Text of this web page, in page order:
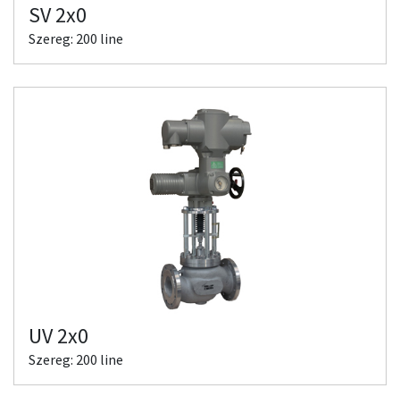
SV 2x0
Szereg: 200 line
UV 2x0
Szereg: 200 line